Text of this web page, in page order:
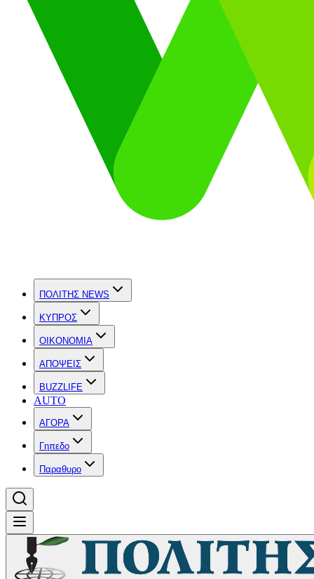
ΠΟΛΙΤΗΣ NEWS
ΚΥΠΡΟΣ
OIKONOMIA
ΑΠΟΨΕΙΣ
BUZZLIFE
AUTO
ΑΓΟΡΑ
Γηπεδο
Παραθυρο